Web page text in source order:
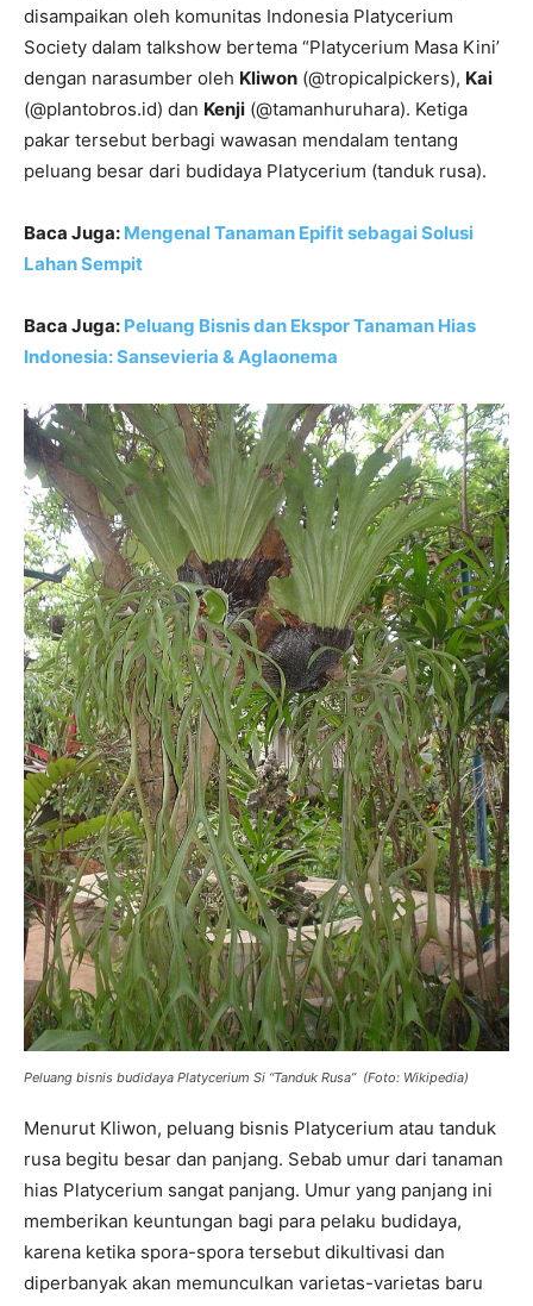
disampaikan oleh komunitas Indonesia Platycerium
Society dalam talkshow bertema “Platycerium Masa Kini’
dengan narasumber oleh Kliwon (@tropicalpickers), Kai
(@plantobros.id) dan Kenji (@tamanhuruhara). Ketiga
pakar tersebut berbagi wawasan mendalam tentang
peluang besar dari budidaya Platycerium (tanduk rusa).
Baca Juga: Mengenal Tanaman Epifit sebagai Solusi
Lahan Sempit
Baca Juga: Peluang Bisnis dan Ekspor Tanaman Hias
Indonesia: Sansevieria & Aglaonema
Peluang bisnis budidaya Platycerium Si “Tanduk Rusa” (Foto: Wikipedia)
Menurut Kliwon, peluang bisnis Platycerium atau tanduk
rusa begitu besar dan panjang. Sebab umur dari tanaman
hias Platycerium sangat panjang. Umur yang panjang ini
memberikan keuntungan bagi para pelaku budidaya,
karena ketika spora-spora tersebut dikultivasi dan
diperbanyak akan memunculkan varietas-varietas baru